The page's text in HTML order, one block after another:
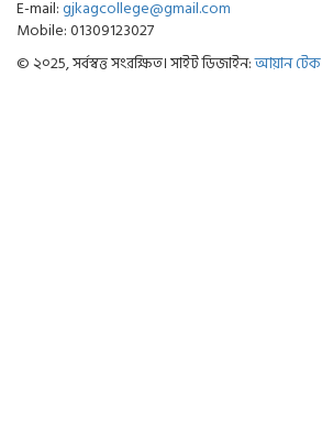
E-mail:gjkagcollege@gmail.com
Mobile: 01309123027
© ২০25, সর্বস্বত্ত সংরক্ষিত। সাইট ডিজাইন:আয়ান টেক